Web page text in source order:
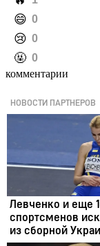
️😄 0
️😢 0
️🤬 0
комментарии